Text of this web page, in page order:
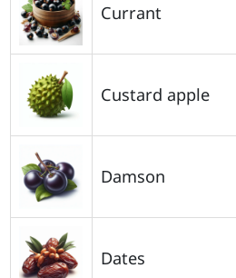
Currant
Custard apple
Damson
Dates